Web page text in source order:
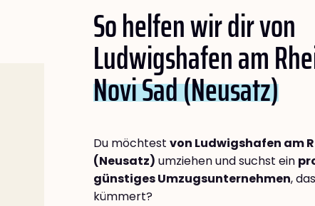
So helfen wir dir von
Ludwigshafen am
Novi Sad (Neusatz)
Du möchtest von Ludwigshafen am
(Neusatz) umziehen und suchst ein
günstiges Umzugsunternehmen,
kümmert?